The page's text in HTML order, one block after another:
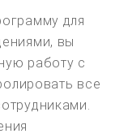
для
вы
работу с
все